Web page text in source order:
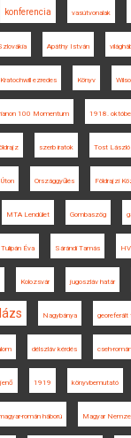
konferencia vasútvonalak
Apáthy István
Kratochwill ezredes Könyv
100 Momentum 1918.
szerb iratok Tost László
Úton Országgyűlés Földrajzi
MTA Lendület Gombaszög
Tulipán Éva Sárándi Tamás
Kolozsvár jugoszláv határ
Nagybánya georeferált
délszláv kérdés cseh-
1919 könyvbemutató
román háború Magyar